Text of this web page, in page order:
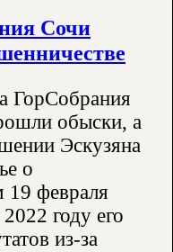
Сочи
ГорСобрания
обыски, а
Эскузяна
о
февраля
году его
из-за